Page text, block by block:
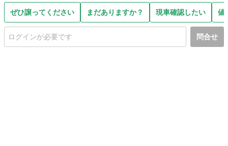
ぜひ譲ってください まだありますか？ 現車確認したい 値
問合せ